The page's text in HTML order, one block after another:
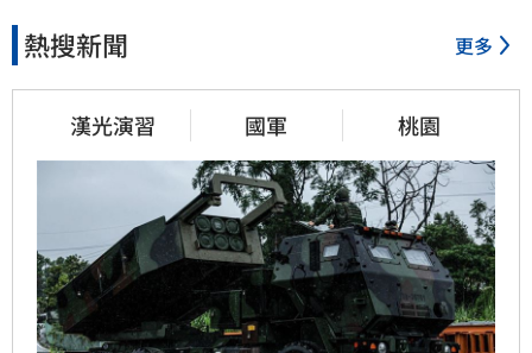
熱搜新聞 更多
漢光演習 國軍 桃園